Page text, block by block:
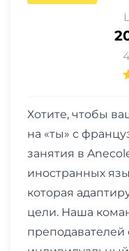
Хотите, чтобы
на «ты» с
занятия в
иностранных
которая
цели. Наша
преподавателей